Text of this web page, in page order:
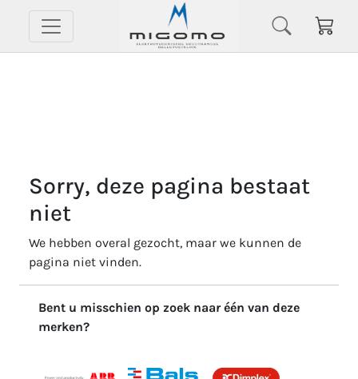
Sorry, deze pagina bestaat
niet
We hebben overal gezocht, maar we kunnen de
pagina niet vinden.
Bent u misschien op zoek naar één van deze
merken?